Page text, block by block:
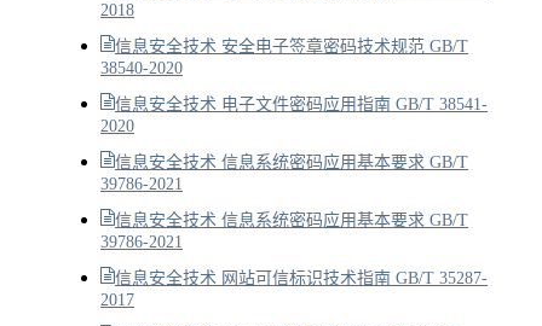
2018
信息安全技术 安全电子签章密码技术规范 GB/T
38540-2020
信息安全技术 电子文件密码应用指南 GB/T 38541-
2020
信息安全技术 信息系统密码应用基本要求 GB/T
39786-2021
信息安全技术 信息系统密码应用基本要求 GB/T
39786-2021
信息安全技术 网站可信标识技术指南 GB/T 35287-
2017